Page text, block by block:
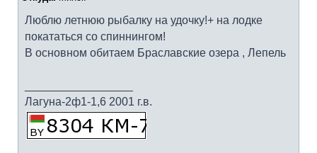
Люблю летнюю рыбалку на удочку!+ на лодке
покататься со спиннингом!
В основном обитаем Браславские озера , Лепель
Лагуна-2ф1-1,6 2001 г.в.